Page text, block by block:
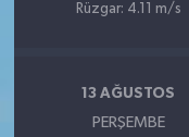
Rüzgar: 4.11 m/s
13 AĞUSTOS
PERŞEMBE